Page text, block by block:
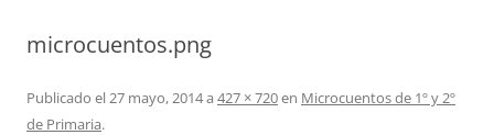
microcuentos.png
Publicado el27 mayo, 2014a 427 × 720en Microcuentos de 1º y 2º
de Primaria.